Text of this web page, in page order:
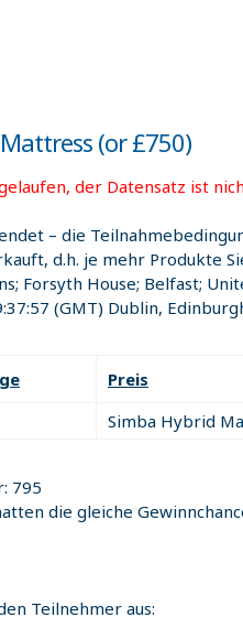
(or £750)
der Datensatz ist
– die
d.h. je mehr Produkte
Forsyth House; Belfast;
(GMT) Dublin,
Preis
Simba Hybrid
795
die gleiche
Teilnehmer aus: